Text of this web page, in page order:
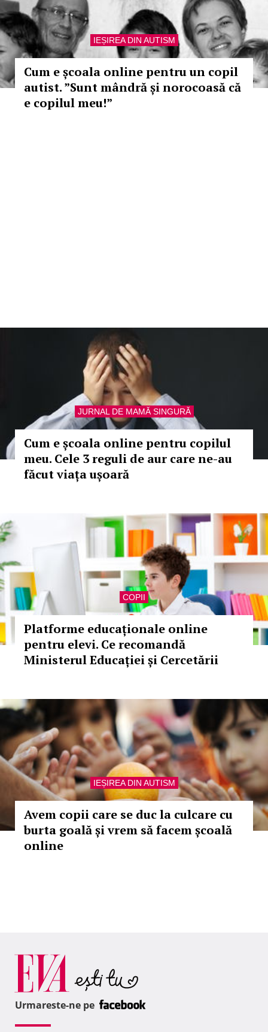
IEȘIREA DIN AUTISM
Cum e școala online pentru un copil
autist. ”Sunt mândră și norocoasă că
e copilul meu!”
JURNAL DE MAMĂ SINGURĂ
Cum e școala online pentru copilul
meu. Cele 3 reguli de aur care ne-au
făcut viața ușoară
COPII
Platforme educaționale online
pentru elevi. Ce recomandă
Ministerul Educației și Cercetării
IEȘIREA DIN AUTISM
Avem copii care se duc la culcare cu
burta goală și vrem să facem școală
online
Urmareste-ne pe